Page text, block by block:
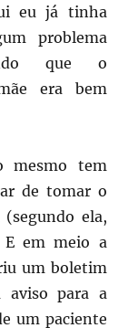
eu já tinha
problema
que o
era bem
mesmo tem
de tomar o
ela,
em meio a
um boletim
aviso para a
um paciente